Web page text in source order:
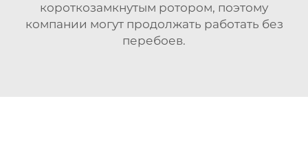
короткозамкнутым ротором, поэтому
компании могут продолжать работать без
перебоев.